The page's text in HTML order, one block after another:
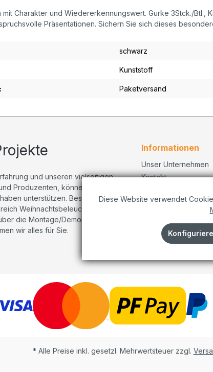
Charakter und Wiedererkennungswert. Gurke 3Stck./
Präsentationen. Sichern Sie sich dieses
schwarz
Kunststoff
Paketversand
und unseren vielseitigen
Produzenten, können wir Sie
unterstützen. Besonders viel
Weihnachtsbeleuchtungen,
die Montage/Demontage bis
wir alles für Sie.
Informationen
Unser Unternehmen
Kontakt
Impressum
* Alle Preise inkl. gesetzl. Mehrwertsteuer zzgl.
Diese Website verwendet